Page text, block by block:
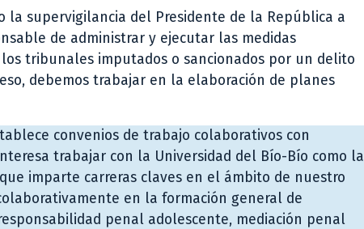
la supervigilancia del Presidente de la República a
de administrar y ejecutar las medidas
tribunales imputados o sancionados por un delito
debemos trabajar en la elaboración de planes
convenios de trabajo colaborativos con
trabajar con la Universidad del Bío-Bío como la
imparte carreras claves en el ámbito de nuestro
en la formación general de
penal adolescente, mediación penal